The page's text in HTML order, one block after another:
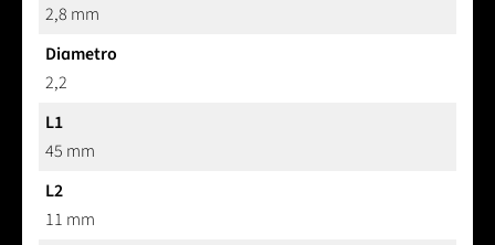
2,8 mm
Diametro
2,2
L1
45 mm
L2
11 mm